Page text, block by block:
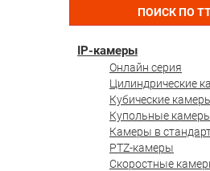
ПОИСК ПО
IP-камеры
Онлайн серия
Цилиндрические
Кубические
Купольные
Камеры в
PTZ-камеры
Скоростные